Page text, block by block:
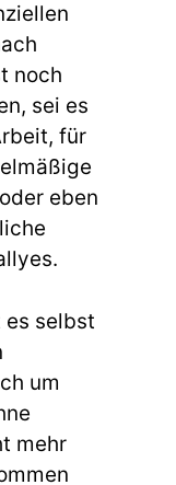
noch
sei es
für
eben
es selbst
um
mehr